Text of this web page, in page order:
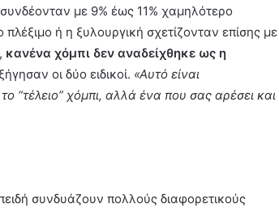
με 9% έως 11% χαμηλότερο
ή η ξυλουργική σχετίζονταν επίσης με
κανένα χόμπι δεν αναδείχθηκε ως η
οι δύο ειδικοί. «Αυτό είναι
“τέλειο” χόμπι, αλλά ένα που σας αρέσει και
συνδυάζουν πολλούς διαφορετικούς